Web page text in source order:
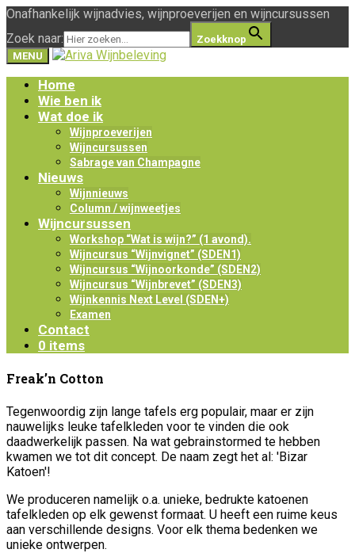
Onafhankelijk wijnadvies, wijnproeverijen en wijncursussen
Zoek naar:
Zoekknop
MENU
Home
Wie ben ik
Wat doe ik
Wijnproeverijen
Wijncursussen
Sabrage van Champagne
Nieuws
Wijnnieuws
Column / wijnweetjes
Wijncursussen
Workshop “Wat is wijn?” (1 avond).
Wijncursus “Wijnvignet” (SDEN1)
Wijncursus “Wijnoorkonde” (SDEN2)
Wijncursus “Wijnbrevet” (SDEN3)
Wijnkennis Next Level (SDEN+)
Examen
Contact
0 items
Freak’n Cotton
Tegenwoordig zijn lange tafels erg populair, maar er zijn
nauwelijks leuke tafelkleden voor te vinden die ook
daadwerkelijk passen. Na wat gebrainstormed te hebben
kwamen we tot dit concept. De naam zegt het al: 'Bizar
Katoen'!
We produceren namelijk o.a. unieke, bedrukte katoenen
tafelkleden op elk gewenst formaat. U heeft een ruime keus
aan verschillende designs. Voor elk thema bedenken we
unieke ontwerpen.